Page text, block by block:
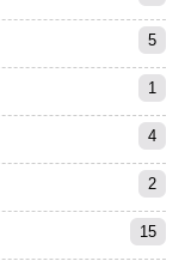
5
1
4
2
15